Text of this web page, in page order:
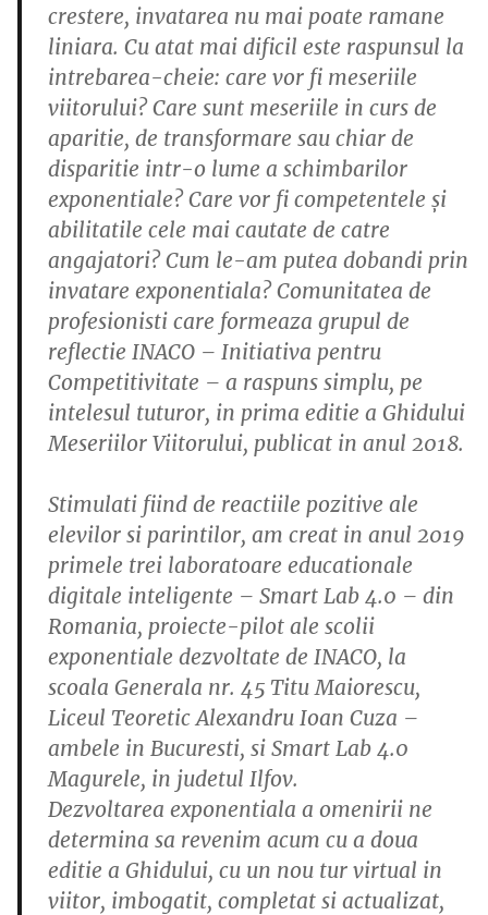
crestere, invatarea nu mai poate ramane
liniara. Cu atat mai dificil este raspunsul la
intrebarea-cheie: care vor fi meseriile
viitorului? Care sunt meseriile in curs de
aparitie, de transformare sau chiar de
disparitie intr-o lume a schimbarilor
exponentiale? Care vor fi competentele şi
abilitatile cele mai cautate de catre
angajatori? Cum le-am putea dobandi prin
invatare exponentiala? Comunitatea de
profesionisti care formeaza grupul de
reflectie INACO – Initiativa pentru
Competitivitate – a raspuns simplu, pe
intelesul tuturor, in prima editie a Ghidului
Meseriilor Viitorului, publicat in anul 2018.
Stimulati fiind de reactiile pozitive ale
elevilor si parintilor, am creat in anul 2019
primele trei laboratoare educationale
digitale inteligente – Smart Lab 4.0 – din
Romania, proiecte-pilot ale scolii
exponentiale dezvoltate de INACO, la
scoala Generala nr. 45 Titu Maiorescu,
Liceul Teoretic Alexandru Ioan Cuza –
ambele in Bucuresti, si Smart Lab 4.0
Magurele, in judetul Ilfov.
Dezvoltarea exponentiala a omenirii ne
determina sa revenim acum cu a doua
editie a Ghidului, cu un nou tur virtual in
viitor, imbogatit, completat si actualizat,